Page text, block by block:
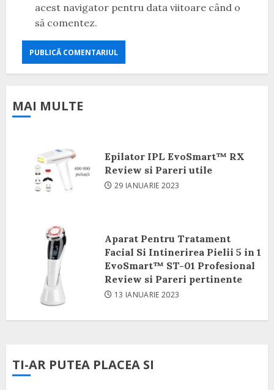
acest navigator pentru data viitoare când o
să comentez.
MAI MULTE
Epilator IPL EvoSmart™ RX
Review si Pareri utile
29 IANUARIE 2023
Aparat Pentru Tratament
Facial Si Intinerirea Pielii 5 in 1
EvoSmart™ ST-01 Profesional
Review si Pareri pertinente
13 IANUARIE 2023
TI-AR PUTEA PLACEA SI